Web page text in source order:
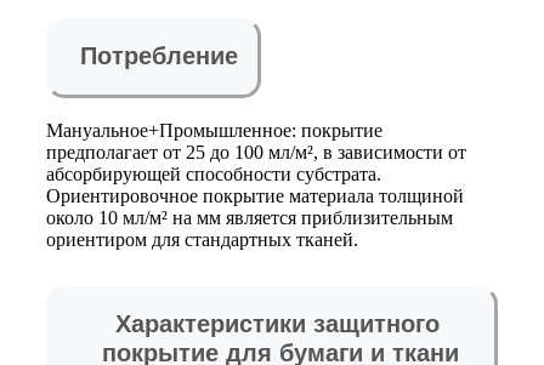
Потребление
Мануальное+Промышленное: покрытие
предполагает от 25 до 100 мл/м², в зависимости от
абсорбирующей способности субстрата.
Ориентировочное покрытие материала толщиной
около 10 мл/м² на мм является приблизительным
ориентиром для стандартных тканей.
Характеристики защитного
покрытие для бумаги и ткани